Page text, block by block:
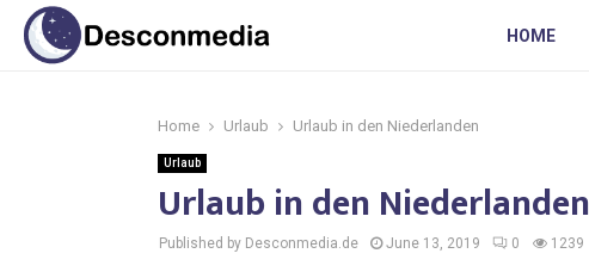
HOME
Home Urlaub Urlaub in den Niederlanden
Urlaub
Urlaub in den Niederlanden
Published by Desconmedia.de June 13, 2019 0 1239